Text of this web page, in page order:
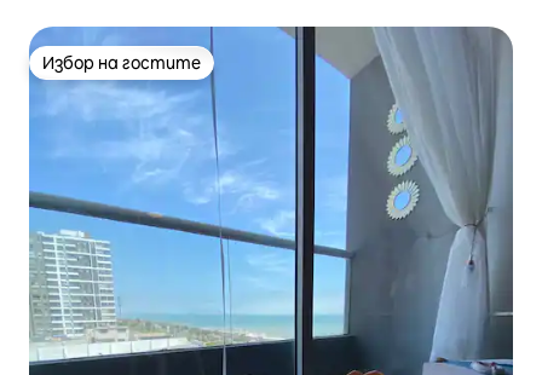
Избор на гостите
Избор на гостите